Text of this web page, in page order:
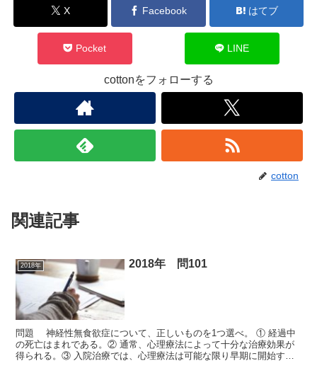
X Facebook はてブ
Pocket LINE
cottonをフォローする
cotton
関連記事
2018年 2018年 問101
問題 神経性無食欲症について、正しいものを1つ選べ。 ① 経過中
の死亡はまれである。② 通常、心理療法によって十分な治療効果が
得られる。③ 入院治療では、心理療法は可能な限り早期に開始す